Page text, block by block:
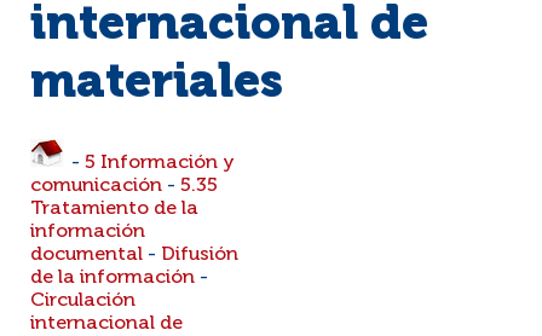
internacional de
materiales
- 5 Información y
comunicación - 5.35
Tratamiento de la
información
documental - Difusión
de la información -
Circulación
internacional de